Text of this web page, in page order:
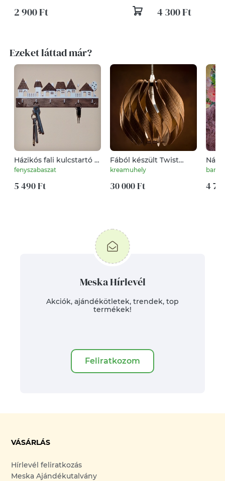
2 900 Ft 4 300 Ft
Ezeket láttad már?
Házikós fali kulcstartó -
dió barna / fehér
fenyszabaszat
5 490 Ft
Fából készült Twist
lámpa
kreamuhely
30 000 Ft 4
Meska Hírlevél
Akciók, ajándékötletek, trendek, top
termékek!
Feliratkozom
VÁSÁRLÁS
Hírlevél feliratkozás
Meska Ajándékutalvány